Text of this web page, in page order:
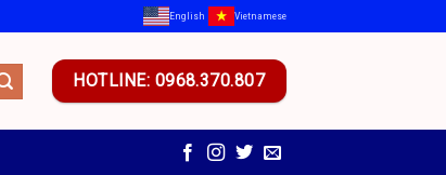
English Vietnamese
HOTLINE: 0968.370.807